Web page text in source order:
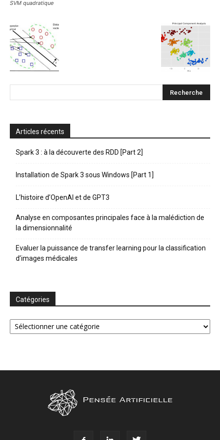
SVM quadratique
Articles récents
Spark 3 : à la découverte des RDD [Part 2]
Installation de Spark 3 sous Windows [Part 1]
L’histoire d’OpenAI et de GPT3
Analyse en composantes principales face à la malédiction de
la dimensionnalité
Evaluer la puissance de transfer learning pour la classification
d’images médicales
Catégories
Catégories